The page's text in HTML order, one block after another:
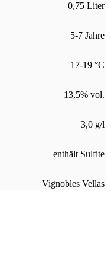
0,75 Liter
5-7 Jahre
17-19 °C
13,5% vol.
3,0 g/l
enthält Sulfite
Vignobles Vellas